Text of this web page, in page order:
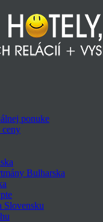
ponuke
ceny
Bulharska
Slovensku